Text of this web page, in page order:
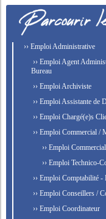
›› Emploi Administrative
›› Emploi Agent
Bureau
›› Emploi Archiviste
›› Emploi Assistante de
›› Emploi Chargé(e)s
›› Emploi Commercial /
›› Emploi
›› Emploi Technico-
›› Emploi Comptabilité -
›› Emploi Conseillers /
›› Emploi Coordinateur